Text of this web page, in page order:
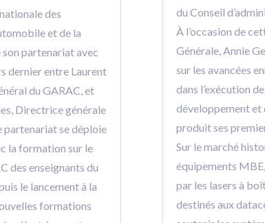
des
et de la
partenariat avec
dernier entre Laurent
du GARAC, et
Directrice générale
partenariat se déploie
la formation sur le
des enseignants du
le lancement à la
formations
du Conseil
À l’occasion de
Générale, Annie
sur les avancées
dans l’exécution
développement et
produit ses
Sur le marché
équipements
par les lasers à
destinés aux